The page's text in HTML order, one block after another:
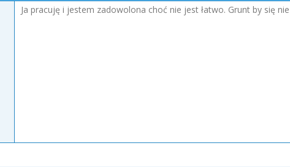
Ja pracuję i jestem zadowolona choć nie jest łatwo. Grunt by się